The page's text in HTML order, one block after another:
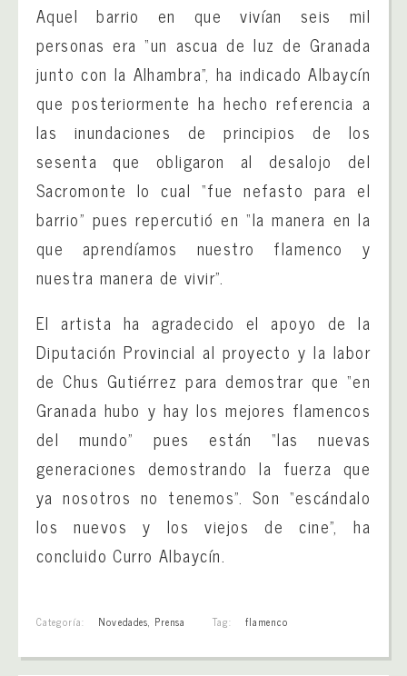
Aquel barrio en que vivían seis mil
personas era “un ascua de luz de Granada
junto con la Alhambra”, ha indicado Albaycín
que posteriormente ha hecho referencia a
las inundaciones de principios de los
sesenta que obligaron al desalojo del
Sacromonte lo cual “fue nefasto para el
barrio” pues repercutió en “la manera en la
que aprendíamos nuestro flamenco y
nuestra manera de vivir”.
El artista ha agradecido el apoyo de la
Diputación Provincial al proyecto y la labor
de Chus Gutiérrez para demostrar que “en
Granada hubo y hay los mejores flamencos
del mundo” pues están “las nuevas
generaciones demostrando la fuerza que
ya nosotros no tenemos”. Son “escándalo
los nuevos y los viejos de cine”, ha
concluido Curro Albaycín.
Categoría: Novedades Prensa Tag: flamenco